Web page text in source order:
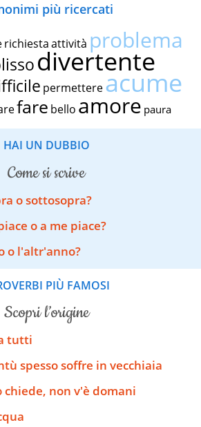
più ricercati
richiestaattività problema
divertente
permettereacume
fare bello amore paura
HAI UN DUBBIO
come si scrive
o sottosopra?
o a me piace?
o l'altr'anno?
PIÙ FAMOSI
scopri l’origine
tutti
spesso soffre in vecchiaia
chiede, non v'è domani